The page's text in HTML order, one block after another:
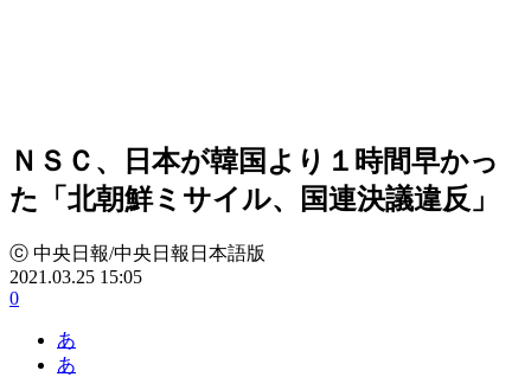
ＮＳＣ、日本が韓国より１時間早かっ
た「北朝鮮ミサイル、国連決議違反」
ⓒ 中央日報/中央日報日本語版
2021.03.25 15:05
0
あ
あ